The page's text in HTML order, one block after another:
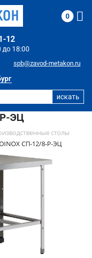
18:00
12
spb@zavod-metakon.ru
0
Р-ЭЦ
столы
СП-12/8-Р-ЭЦ